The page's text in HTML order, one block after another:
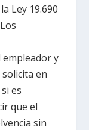
Ley 19.690
empleador y
en
es
que el
sin